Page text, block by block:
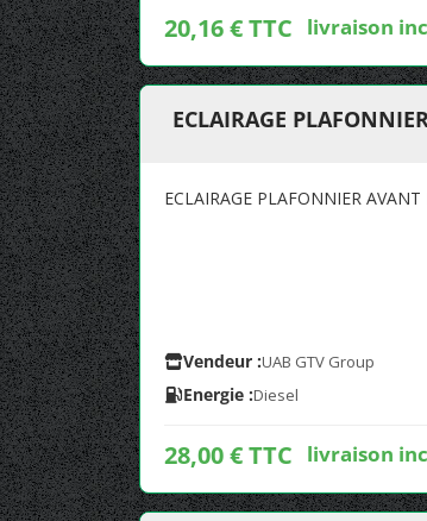
20,16 € TTC livraison
ECLAIRAGE
ECLAIRAGE PLAFONNIER
Vendeur :UAB GTV Group
Energie :Diesel
28,00 € TTC livraison